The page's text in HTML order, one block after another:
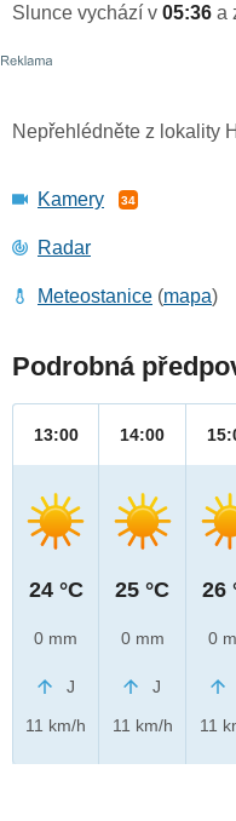
Slunce vychází v 05:36 a
Nepřehlédněte z lokality
Kamery 34
Radar
Meteostanice (mapa)
Podrobná
13:00
24 °C
0 mm
J
11 km/h
14:00
25 °C
0 mm
J
11 km/h
26
0
11